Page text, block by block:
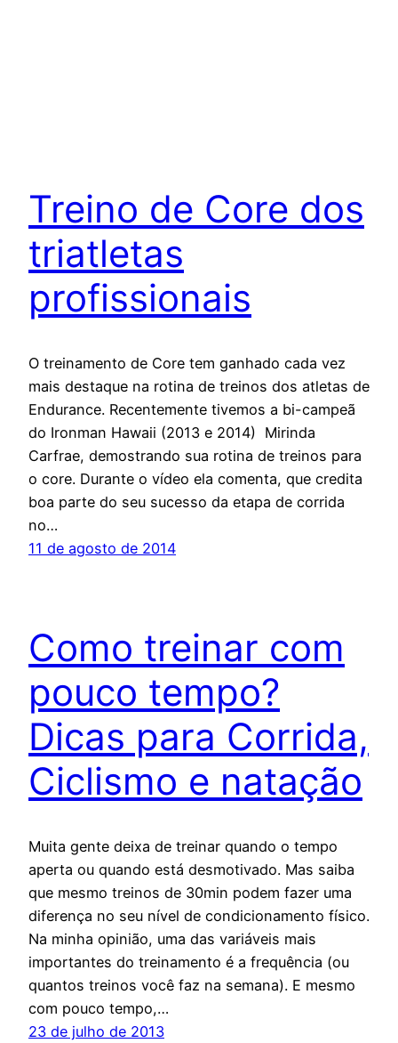
Treino de Core dos
triatletas
profissionais
O treinamento de Core tem ganhado cada vez
mais destaque na rotina de treinos dos atletas de
Endurance. Recentemente tivemos a bi-campeã
do Ironman Hawaii (2013 e 2014) Mirinda
Carfrae, demostrando sua rotina de treinos para
o core. Durante o vídeo ela comenta, que credita
boa parte do seu sucesso da etapa de corrida
no…
11 de agosto de 2014
Como treinar com
pouco tempo?
Dicas para Corrida,
Ciclismo e natação
Muita gente deixa de treinar quando o tempo
aperta ou quando está desmotivado. Mas saiba
que mesmo treinos de 30min podem fazer uma
diferença no seu nível de condicionamento físico.
Na minha opinião, uma das variáveis mais
importantes do treinamento é a frequência (ou
quantos treinos você faz na semana). E mesmo
com pouco tempo,…
23 de julho de 2013